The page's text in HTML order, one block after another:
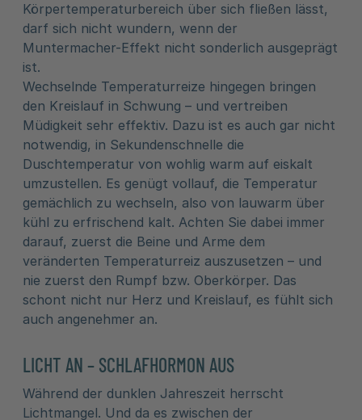
Körpertemperaturbereich über sich fließen lässt,
darf sich nicht wundern, wenn der
Muntermacher-Effekt nicht sonderlich ausgeprägt
ist.
Wechselnde Temperaturreize hingegen bringen
den Kreislauf in Schwung – und vertreiben
Müdigkeit sehr effektiv. Dazu ist es auch gar nicht
notwendig, in Sekundenschnelle die
Duschtemperatur von wohlig warm auf eiskalt
umzustellen. Es genügt vollauf, die Temperatur
gemächlich zu wechseln, also von lauwarm über
kühl zu erfrischend kalt. Achten Sie dabei immer
darauf, zuerst die Beine und Arme dem
veränderten Temperaturreiz auszusetzen – und
nie zuerst den Rumpf bzw. Oberkörper. Das
schont nicht nur Herz und Kreislauf, es fühlt sich
auch angenehmer an.
LICHT AN – SCHLAFHORMON AUS
Während der dunklen Jahreszeit herrscht
Lichtmangel. Und da es zwischen der